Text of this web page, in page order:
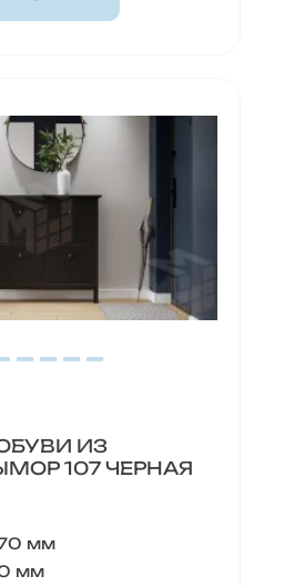
ИЗ
107 ЧЕРНАЯ
мм
мм